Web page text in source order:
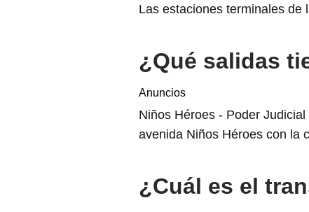
Las estaciones terminales de
¿Qué salidas
Anuncios
Niños Héroes - Poder
avenida Niños Héroes con la
¿Cuál es el